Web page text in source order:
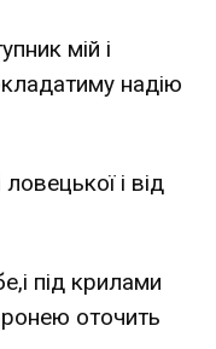
мій і
надію
і від
під крилами
оточить